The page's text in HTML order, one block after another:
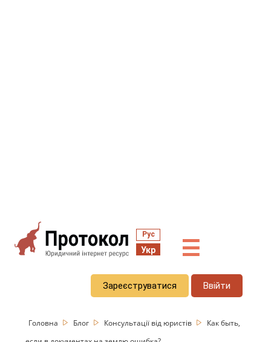
Рус
Укр ☰
Зареєструватися Ввійти
Головна Блог Консультації від юристів
Как быть,